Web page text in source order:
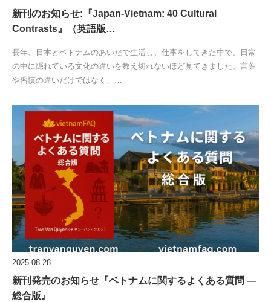
新刊のお知らせ:『Japan-Vietnam: 40 Cultural
Contrasts』（英語版…
長年、日本とベトナムのあいだで生活し、仕事をしてきた中で、日常
の中に隠れている文化の違いを数え切れないほど見てきました。言葉
や習慣の違いだけではなく、…
2025.08.28
新刊発売のお知らせ『ベトナムに関するよくある質問 ―
総合版』